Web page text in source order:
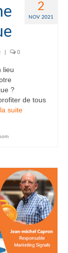
2
NOV 2021
| 0
lieu
?
de tous
suite­­